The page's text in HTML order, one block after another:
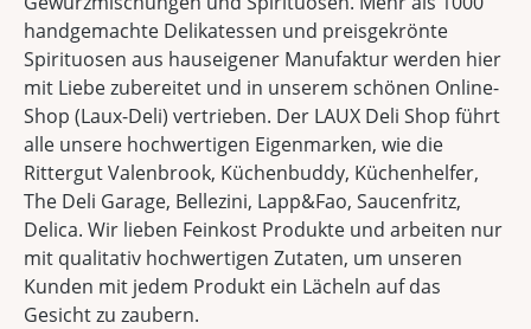
handgemachte Delikatessen und preisgekrönte
Spirituosen aus hauseigener Manufaktur werden hier
mit Liebe zubereitet und in unserem schönen Online-
Shop (Laux-Deli) vertrieben. Der LAUX Deli Shop führt
alle unsere hochwertigen Eigenmarken, wie die
Rittergut Valenbrook, Küchenbuddy, Küchenhelfer,
The Deli Garage, Bellezini, Lapp&Fao, Saucenfritz,
Delica. Wir lieben Feinkost Produkte und arbeiten nur
mit qualitativ hochwertigen Zutaten, um unseren
Kunden mit jedem Produkt ein Lächeln auf das
Gesicht zu zaubern.